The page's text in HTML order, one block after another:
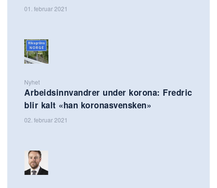
01. februar 2021
Nyhet
Arbeidsinnvandrer under korona: Fredric
blir kalt «han koronasvensken»
02. februar 2021